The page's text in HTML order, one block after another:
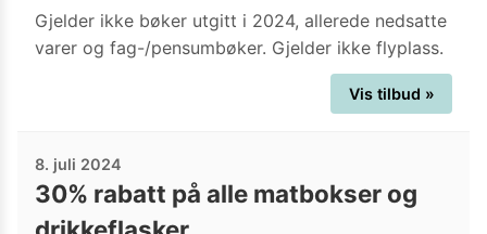
Gjelder ikke bøker utgitt i 2024, allerede nedsatte
varer og fag-/pensumbøker. Gjelder ikke flyplass.
Vis tilbud »
8. juli 2024
30% rabatt på alle matbokser og